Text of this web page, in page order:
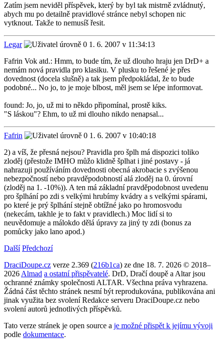
Zatím jsem neviděl příspěvek, který by byl tak mistrně zvládnutý,
abych mu po detailně pravidlové stránce nebyl schopen nic
vytknout. Takže to nemusíš řesit.
Legar
1. 6. 2007 v 11:34:13
Fafrin Vok atd.: Hmm, to bude tím, že už dlouho hraju jen DrD+ a
nemám nová pravidla pro klasiku. V plusku to řešené je přes
dovednost (docela slušně) a tak jsem předpokládal, že to bude
podobné... No jo, to je moje blbost, měl jsem se lépe informovat.
found: Jo, jo, už mi to někdo připomínal, prostě kiks.
"S láskou"? Ehm, to už mi dlouho nikdo nenapsal...
Fafrin
1. 6. 2007 v 10:40:18
2) a víš, že přesná nejsou? Pravidla pro šplh má dispozici toliko
zloděj (přestože IMHO můžo klidně šplhat i jiné postavy - já
nahrazuji používáním dovednosti obecná akrobacie s zvýšenou
nebezpočností nebo pravděpodobností alá zloděj na 0. úrovní
(zloděj na 1. -10%)). A ten má základní pravděpodobnost uvedenu
pro šplhání po zdi s velkými hrubímy kvádry a s velkými spárami,
po které je prý šplhání stejně obtížné jako po hromosvodu
(nekecám, takhle je to fakt v pravidlech.) Moc lidí si to
neuvědomuje a málokdo dělá úpravy za jiný ty zdi (bonus za
pomůcky jako lano apod.)
Další Předchozí
DraciDoupe.cz verze 2.369 (216b1ca) ze dne 18. 7. 2026 © 2018–
2026 Almad a ostatní přispěvatelé. DrD, Dračí doupě a Altar jsou
ochranné známky společnosti ALTAR. Všechna práva vyhrazena.
Žádná část těchto stránek nesmí být reprodukována, publikována ani
jinak využita bez svolení Redakce serveru DraciDoupe.cz nebo
svolení autorů jednotlivých příspěvků.
Tato verze stránek je open source a je možné přispět k jejímu vývoji
podle dokumentace.